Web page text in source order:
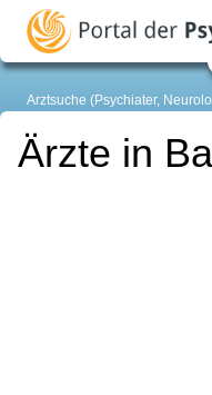
Arztsuche (Psychiater,
Ärzte in